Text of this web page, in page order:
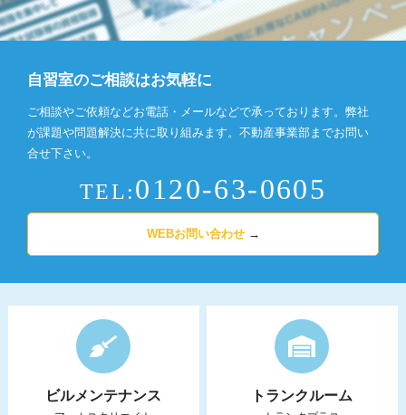
自習室のご相談はお気軽に
ご相談やご依頼などお電話・メールなどで承っております。弊社
が課題や問題解決に共に取り組みます。 不動産事業部までお問い
合せ下さい。
TEL:0120-63-0605
WEBお問い合わせ →
ビルメンテナンス トランクルーム